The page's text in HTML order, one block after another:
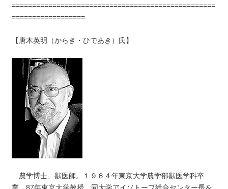
==================================================
==================
【唐木英明（からき・ひであき）氏】
農学博士、獣医師。１９６４年東京大学農学部獣医学科卒
業。87年東京大学教授、同大学アイソトープ総合センター長を